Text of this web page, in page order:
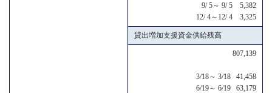
9/ 5～ 9/ 5 5,382
12/ 4～12/ 4 3,325
貸出増加支援資金供給残高
807,139
3/18～ 3/18 41,458
6/19～ 6/19 63,179